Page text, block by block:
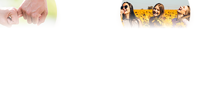
ご遠慮なくご相談ください。